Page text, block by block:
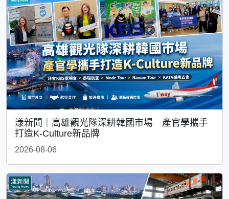
漾新聞｜高雄觀光隊深耕韓國市場 產官學攜手
打造K-Culture新品牌
2026-08-06